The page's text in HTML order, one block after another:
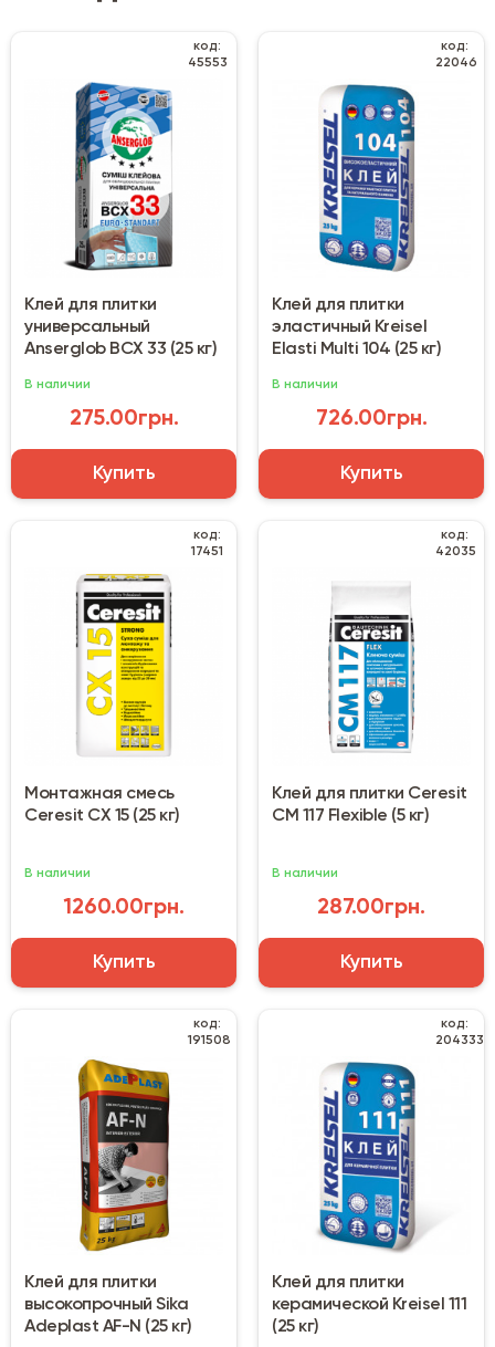
код:
45553
Клей для плитки
универсальный
Anserglob BCX 33 (25 кг)
В наличии
275.00грн.
Купить
код:
22046
Клей для плитки
эластичный Kreisel
Elasti Multi 104 (25 кг)
В наличии
726.00грн.
Купить
код:
17451
Монтажная смесь
Ceresit CX 15 (25 кг)
В наличии
1260.00грн.
Купить
код:
42035
Клей для плитки Ceresit
CM 117 Flexible (5 кг)
В наличии
287.00грн.
Купить
код:
191508
Клей для плитки
высокопрочный Sika
Adeplast AF-N (25 кг)
код:
204333
Клей для плитки
керамической Kreisel 111
(25 кг)